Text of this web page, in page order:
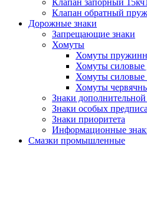
Клапан запорный
Клапан обратный
Дорожные знаки
Запрещающие знаки
Хомуты
Хомуты
Хомуты силовые
Хомуты силовые
Хомуты
Знаки
Знаки особых
Знаки приоритета
Информационные
Смазки промышленные